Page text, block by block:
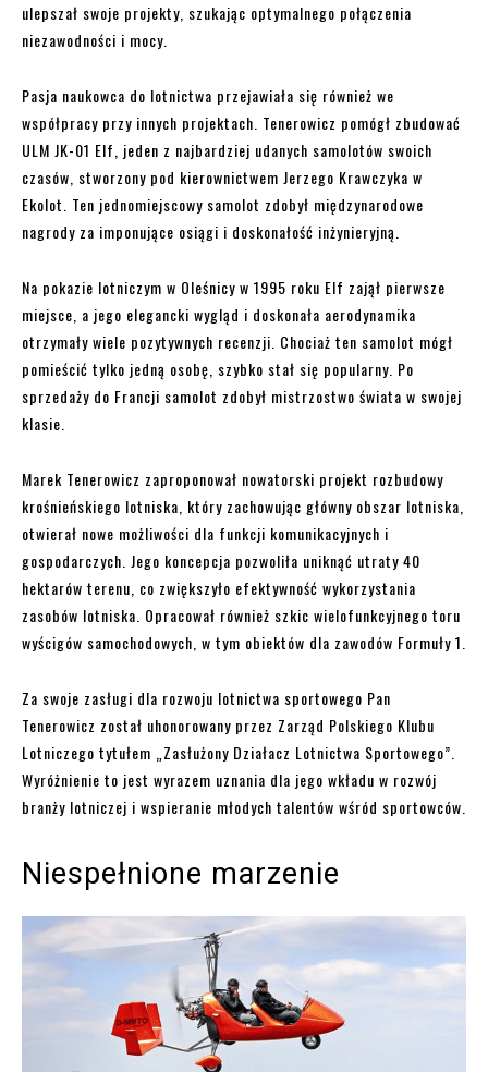
ulepszał swoje projekty, szukając optymalnego połączenia
niezawodności i mocy.
Pasja naukowca do lotnictwa przejawiała się również we
współpracy przy innych projektach. Tenerowicz pomógł zbudować
ULM JK-01 Elf, jeden z najbardziej udanych samolotów swoich
czasów, stworzony pod kierownictwem Jerzego Krawczyka w
Ekolot. Ten jednomiejscowy samolot zdobył międzynarodowe
nagrody za imponujące osiągi i doskonałość inżynieryjną.
Na pokazie lotniczym w Oleśnicy w 1995 roku Elf zajął pierwsze
miejsce, a jego elegancki wygląd i doskonała aerodynamika
otrzymały wiele pozytywnych recenzji. Chociaż ten samolot mógł
pomieścić tylko jedną osobę, szybko stał się popularny. Po
sprzedaży do Francji samolot zdobył mistrzostwo świata w swojej
klasie.
Marek Tenerowicz zaproponował nowatorski projekt rozbudowy
krośnieńskiego lotniska, który zachowując główny obszar lotniska,
otwierał nowe możliwości dla funkcji komunikacyjnych i
gospodarczych. Jego koncepcja pozwoliła uniknąć utraty 40
hektarów terenu, co zwiększyło efektywność wykorzystania
zasobów lotniska. Opracował również szkic wielofunkcyjnego toru
wyścigów samochodowych, w tym obiektów dla zawodów Formuły 1.
Za swoje zasługi dla rozwoju lotnictwa sportowego Pan
Tenerowicz został uhonorowany przez Zarząd Polskiego Klubu
Lotniczego tytułem „Zasłużony Działacz Lotnictwa Sportowego”.
Wyróżnienie to jest wyrazem uznania dla jego wkładu w rozwój
branży lotniczej i wspieranie młodych talentów wśród sportowców.
Niespełnione marzenie